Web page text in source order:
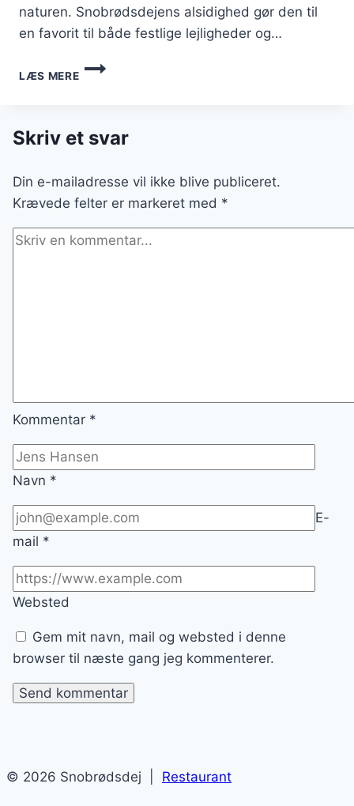
naturen. Snobrødsdejens alsidighed gør den til
en favorit til både festlige lejligheder og…
LÆS MERE
SNOBRØDSDEJ
TIL
FLØDE
OG
Skriv et svar
Din e-mailadresse vil ikke blive publiceret.
Krævede felter er markeret med *
Kommentar *
Navn *
E-
mail *
Websted
Gem mit navn, mail og websted i denne
browser til næste gang jeg kommenterer.
© 2026 Snobrødsdej | Restaurant